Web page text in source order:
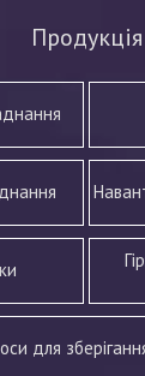
Продукція
для